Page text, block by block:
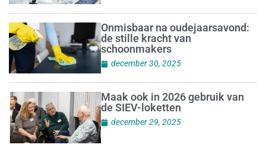
Onmisbaar na oudejaarsavond:
de stille kracht van
schoonmakers
december 30, 2025
Maak ook in 2026 gebruik van
de SIEV-loketten
december 29, 2025